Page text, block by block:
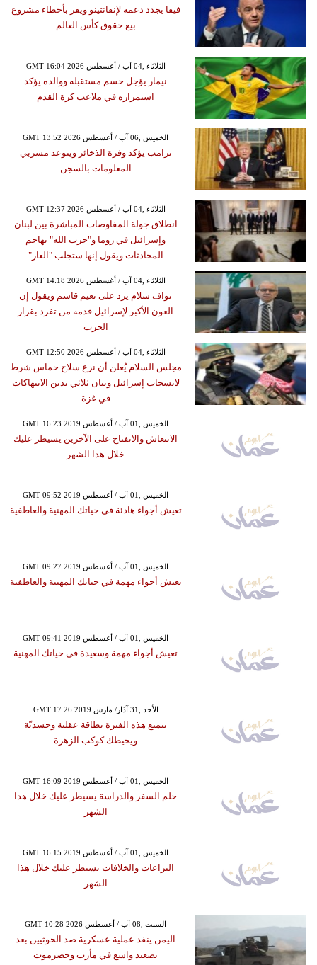
فيفا يجدد دعمه لإنفانتينو ويقر بأخطاء مشروع
بيع حقوق كأس العالم
GMT 16:04 2026 الثلاثاء ,04 آب / أغسطس
نيمار يؤجل حسم مستقبله ووالده يؤكد
استمراره في ملاعب كرة القدم
GMT 13:52 2026 الخميس ,06 آب / أغسطس
ترامب يؤكد وفرة الذخائر ويتوعد مسربي
المعلومات بالسجن
GMT 12:37 2026 الثلاثاء ,04 آب / أغسطس
انطلاق جولة المفاوضات المباشرة بين لبنان
وإسرائيل في روما و"حزب الله" يهاجم
المحادثات ويقول إنها ستجلب "العار"
GMT 14:18 2026 الثلاثاء ,04 آب / أغسطس
نواف سلام يرد على نعيم قاسم ويقول إن
العون الأكبر لإسرائيل قدمه من تفرد بقرار
الحرب
GMT 12:50 2026 الثلاثاء ,04 آب / أغسطس
مجلس السلام يُعلن أن نزع سلاح حماس شرط
لانسحاب إسرائيل وبيان ثلاثي يدين الانتهاكات
في غزة
GMT 16:23 2019 الخميس ,01 آب / أغسطس
الانتعاش والانفتاح على الآخرين يسيطر عليك
خلال هذا الشهر
GMT 09:52 2019 الخميس ,01 آب / أغسطس
تعيش أجواء هادئة في حياتك المهنية والعاطفية
GMT 09:27 2019 الخميس ,01 آب / أغسطس
تعيش أجواء مهمة في حياتك المهنية والعاطفية
GMT 09:41 2019 الخميس ,01 آب / أغسطس
تعيش أجواء مهمة وسعيدة في حياتك المهنية
GMT 17:26 2019 الأحد ,31 آذار/ مارس
تتمتع هذه الفترة بطاقة عقلية وجسديّة
ويحيطك كوكب الزهرة
GMT 16:09 2019 الخميس ,01 آب / أغسطس
حلم السفر والدراسة يسيطر عليك خلال هذا
الشهر
GMT 16:15 2019 الخميس ,01 آب / أغسطس
النزاعات والخلافات تسيطر عليك خلال هذا
الشهر
GMT 10:28 2026 السبت ,08 آب / أغسطس
اليمن ينفذ عملية عسكرية ضد الحوثيين بعد
تصعيد واسع في مأرب وحضرموت